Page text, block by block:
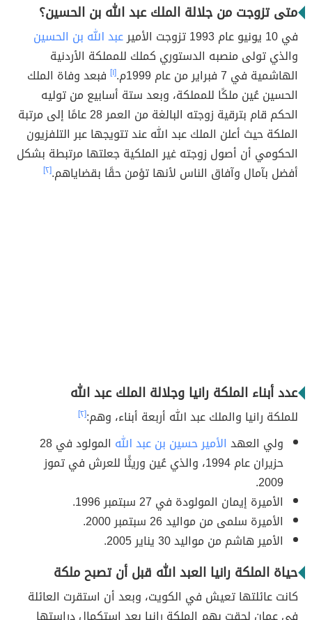
متى تزوجت من جلالة الملك عبد الله بن الحسين؟
في 10 يونيو عام 1993 تزوجت الأمير
عبد الله بن الحسين
والذي تولى منصبه الدستوري كملك للمملكة الأردنية
الهاشمية في 7 فبراير من عام 1999م.
[١] فبعد وفاة الملك
الحسين عُين ملكًا للمملكة، وبعد ستة أسابيع من توليه
الحكم قام بترقية زوجته البالغة من العمر 28 عامًا إلى مرتبة
الملكة حيث أعلن الملك عبد الله عند تتويجها عبر التلفزيون
الحكومي أن أصول زوجته غير الملكية جعلتها مرتبطة بشكل
أفضل بآمال وآفاق الناس لأنها تؤمن حقًا بقضاياهم.[٢]
عدد أبناء الملكة رانيا وجلالة الملك عبد الله
للملكة رانيا والملك عبد الله أربعة أبناء، وهم:[٢]
ولي العهد الأمير حسين بن عبد الله
المولود في 28
حزيران عام 1994، والذي عُين وريثًا للعرش في تموز
2009.
الأميرة إيمان المولودة في 27 سبتمبر 1996.
الأميرة سلمى من مواليد 26 سبتمبر 2000.
الأمير هاشم من مواليد 30 يناير 2005.
حياة الملكة رانيا العبد الله قبل أن تصبح ملكة
كانت عائلتها تعيش في الكويت، وبعد أن استقرت العائلة